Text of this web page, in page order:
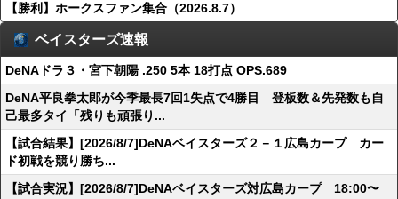
【勝利】ホークスファン集合（2026.8.7）
ベイスターズ速報
DeNAドラ３・宮下朝陽 .250 5本 18打点 OPS.689
DeNA平良拳太郎が今季最長7回1失点で4勝目 登板数＆先発数も自
己最多タイ「残りも頑張り...
【試合結果】[2026/8/7]DeNAベイスターズ２－１広島カープ カー
ド初戦を競り勝ち...
【試合実況】[2026/8/7]DeNAベイスターズ対広島カープ 18:00〜